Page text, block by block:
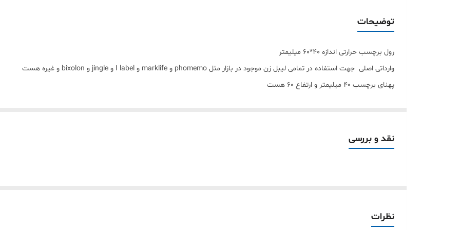
توضیحات
رول برچسب حرارتی اندازه 40*60 میلیمتر
وارداتی اصلی جهت استفاده در تمامی لیبل زن موجود در بازار مثل phomemo و marklife و I label و jingle و bixolon و غیره هست
پهنای برچسب 40 میلیمتر و ارتفاع 60 هست
2- ضد خط
3- ضد روغن
نقد و بررسی
نظرات